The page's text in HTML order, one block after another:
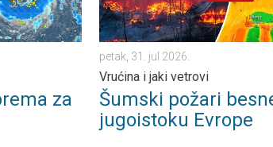
za
petak, 31. jul 2026.
Vrućina i jaki vetrovi
Šumski požari
jugoistoku Evrope